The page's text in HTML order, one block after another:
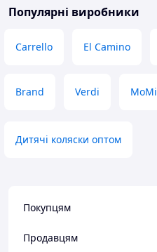
Популярні виробники
Carrello El Camino
Brand Verdi MoMi
Дитячі коляски оптом
Покупцям
Продавцям